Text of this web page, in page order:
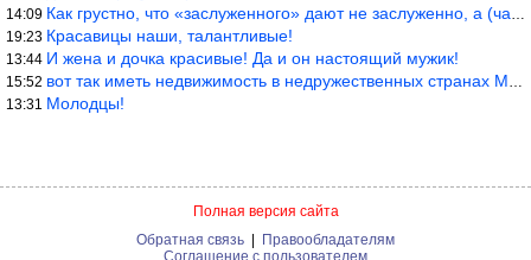
14:09 Как грустно, что «заслуженного» дают не заслуженно, а (чаще) по-
19:23 Красавицы наши, талантливые!
13:44 И жена и дочка красивые! Да и он настоящий мужик!
15:52 вот так иметь недвижимость в недружественных странах Могут забра
13:31 Молодцы!
Полная версия сайта
Обратная связь | Правообладателям
Соглашение с пользователем